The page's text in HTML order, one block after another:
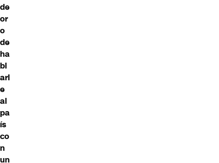
de
or
o
de
ha
bl
arl
e
al
pa
ís
co
n
un